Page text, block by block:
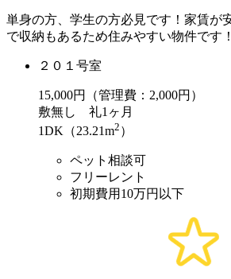
単身の方、学生の方必見です！家賃が
で収納もあるため住みやすい物件です
２０１号室
15,000円（管理費：2,000円）
敷無し 礼1ヶ月
1DK（23.21m2 ）
ペット相談可
フリーレント
初期費用10万円以下